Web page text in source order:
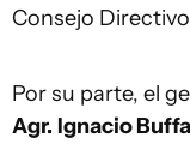
Consejo
Por su parte, el
Agr. Ignacio Buffa